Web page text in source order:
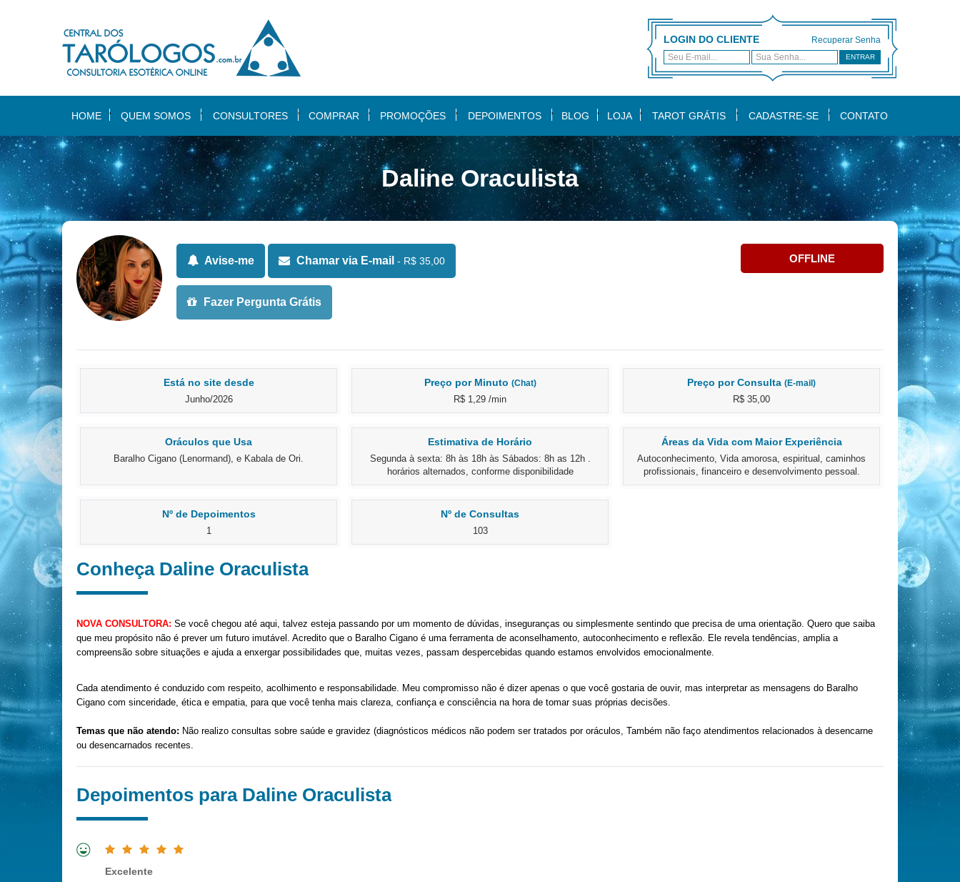
LOGIN DO CLIENTE Recuperar Senha
ENTRAR
HOME QUEM SOMOS CONSULTORES COMPRAR PROMOÇÕES DEPOIMENTOS BLOG LOJA TAROT GRÁTIS CADASTRE-SE CONTATO
Daline Oraculista
Avise-me Chamar via E-mail - R$ 35,00
Fazer Pergunta Grátis
OFFLINE
Está no site desde
Junho/2026
Preço por Minuto (Chat)
R$ 1,29 /min
Preço por Consulta (E-mail)
R$ 35,00
Oráculos que Usa
Baralho Cigano (Lenormand), e Kabala de Ori.
Estimativa de Horário
Segunda à sexta: 8h às 18h às Sábados: 8h as 12h .
horários alternados, conforme disponibilidade
Áreas da Vida com Maior Experiência
Autoconhecimento, Vida amorosa, espiritual, caminhos
profissionais, financeiro e desenvolvimento pessoal.
Nº de Depoimentos
1
Nº de Consultas
103
Conheça Daline Oraculista
NOVA CONSULTORA: Se você chegou até aqui, talvez esteja passando por um momento de dúvidas, inseguranças ou simplesmente sentindo que precisa de uma orientação. Quero que saiba
que meu propósito não é prever um futuro imutável. Acredito que o Baralho Cigano é uma ferramenta de aconselhamento, autoconhecimento e reflexão. Ele revela tendências, amplia a
compreensão sobre situações e ajuda a enxergar possibilidades que, muitas vezes, passam despercebidas quando estamos envolvidos emocionalmente.
Cada atendimento é conduzido com respeito, acolhimento e responsabilidade. Meu compromisso não é dizer apenas o que você gostaria de ouvir, mas interpretar as mensagens do Baralho
Cigano com sinceridade, ética e empatia, para que você tenha mais clareza, confiança e consciência na hora de tomar suas próprias decisões.
Temas que não atendo: Não realizo consultas sobre saúde e gravidez (diagnósticos médicos não podem ser tratados por oráculos, Também não faço atendimentos relacionados à desencarne
ou desencarnados recentes.
Depoimentos para Daline Oraculista
Excelente